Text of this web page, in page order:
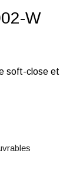
W
soft-close et